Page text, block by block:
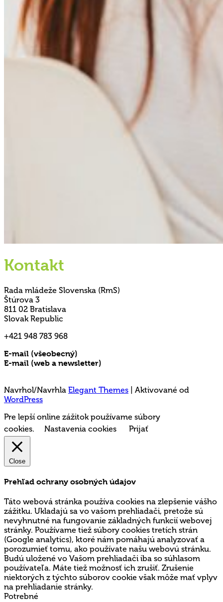
Kontakt
Rada mládeže Slovenska (RmS)
Štúrova 3
811 02 Bratislava
Slovak Republic
+421 948 783 968
E-mail (všeobecný)
E-mail (web a newsletter)
Navrhol/Navrhla Elegant Themes | Aktivované od
WordPress
Pre lepší online zážitok používame súbory
cookies.
Nastavenia cookies Prijať
Close
Prehľad ochrany osobných údajov
Táto webová stránka používa cookies na zlepšenie vášho
zážitku. Ukladajú sa vo vašom prehliadači, pretože sú
nevyhnutné na fungovanie základných funkcií webovej
stránky. Používame tiež súbory cookies tretích strán
(Google analytics), ktoré nám pomáhajú analyzovať a
porozumieť tomu, ako používate našu webovú stránku.
Budú uložené vo Vašom prehliadači iba so súhlasom
používateľa. Máte tiež možnosť ich zrušiť. Zrušenie
niektorých z týchto súborov cookie však môže mať vplyv
na prehliadanie stránky.
Potrebné